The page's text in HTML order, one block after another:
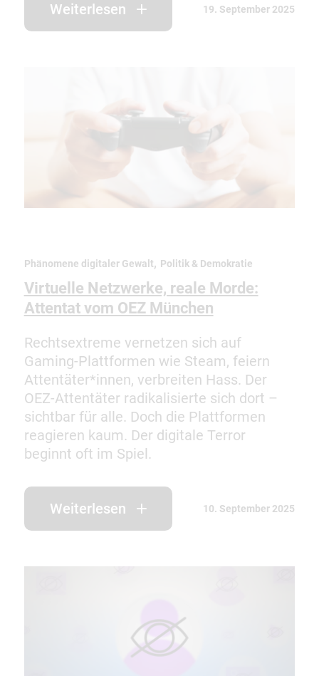
Weiterlesen 19. September 2025
Phänomene digitaler Gewalt, Politik & Demokratie
Virtuelle Netzwerke, reale Morde:
Attentat vom OEZ München
Rechtsextreme vernetzen sich auf
Gaming-Plattformen wie Steam, feiern
Attentäter*innen, verbreiten Hass. Der
OEZ-Attentäter radikalisierte sich dort –
sichtbar für alle. Doch die Plattformen
reagieren kaum. Der digitale Terror
beginnt oft im Spiel.
Weiterlesen 10. September 2025